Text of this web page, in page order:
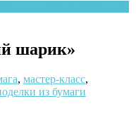
шарик»
, мастер-класс,
из бумаги